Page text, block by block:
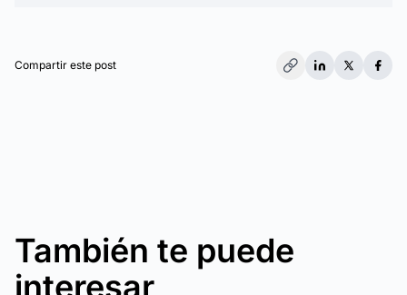
Compartir este post
También te puede
interesar